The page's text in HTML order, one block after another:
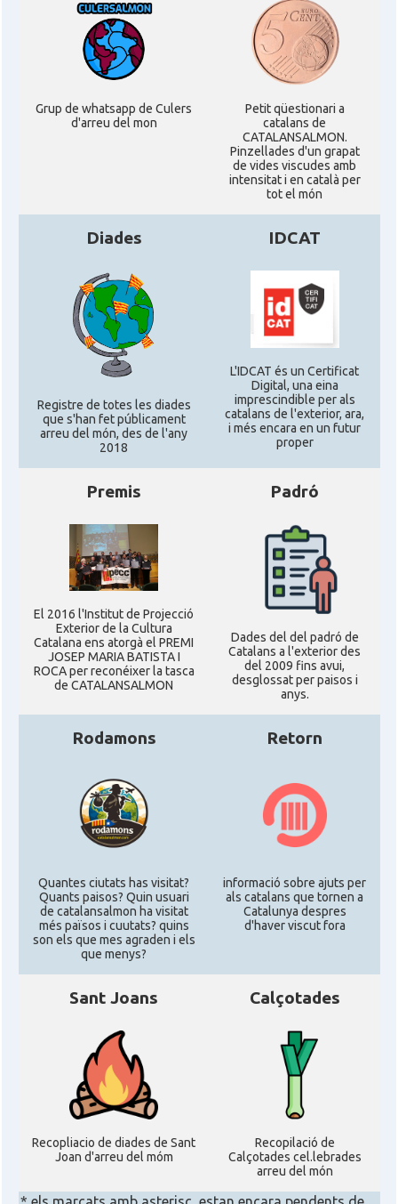
CAMON Catalans a SAN FRANCISCO
Catalans a Sarasota, Florida, USA
Catalans a SEATTLE
Catalans a Silicon Valley (San Jose),
CAMON Catalans a TENNESSEE
CAMON Catalans a UTAH
CAMON Catalans a VIRGINIA
CAMON Catalans a WASHINGTON DC
CAMON Catalans a WYOMING
Casal
American Institute for Catalan
Studies (AICS)
Casal Casal Català de Minnesota
Casal Casal Català del Nord de Califòrnia
Casal
Casal dels Països Catalans a
Califòrnia
Casal Fundació Paulí Bellet
Casal
North American Catalan Society
(NACS)
ACCIÓ a Austin
Acció
Acció ACCIÓ a Silicon Valley
Grup de whatsapp de Culers
d'arreu del mon
Petit qüestionari a
catalans de
CATALANSALMON.
Pinzellades d'un grapat
de vides viscudes amb
intensitat i en català per
tot el món
Diades
Registre de totes les diades
que s'han fet públicament
arreu del món, des de l'any
2018
IDCAT
L'IDCAT és un Certificat
Digital, una eina
imprescindible per als
catalans de l'exterior, ara,
i més encara en un futur
proper
Premis
El 2016 l'Institut de Projecció
Exterior de la Cultura
Catalana ens atorgà el PREMI
JOSEP MARIA BATISTA I
ROCA per reconéixer la tasca
de CATALANSALMON
Padró
Dades del del padró de
Catalans a l'exterior des
del 2009 fins avui,
desglossat per paisos i
anys.
Rodamons
Quantes ciutats has visitat?
Quants paisos? Quin usuari
de catalansalmon ha visitat
més països i cuutats? quins
son els que mes agraden i els
que menys?
Retorn
informació sobre ajuts per
als catalans que tornen a
Catalunya despres
d'haver viscut fora
Sant Joans
Recopliacio de diades de Sant
Joan d'arreu del móm
Calçotades
Recopilació de
Calçotades cel.lebrades
arreu del món